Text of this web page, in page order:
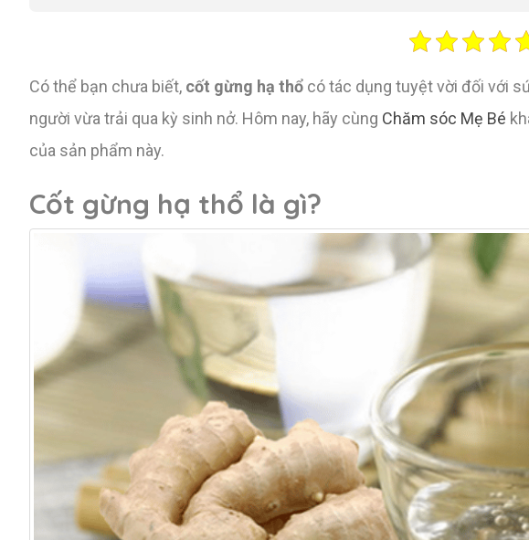
Có thể bạn chưa biết, cốt gừng hạ thổ có tác dụng tuyệt vời đối với
người vừa trải qua kỳ sinh nở. Hôm nay, hãy cùng Chăm sóc Mẹ Bé
của sản phẩm này.
Cốt gừng hạ thổ là gì?